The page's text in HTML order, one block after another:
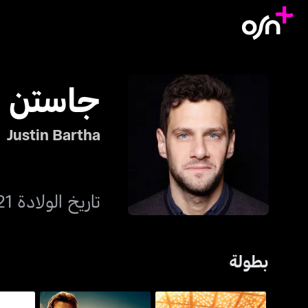
جاستن
Justin Bartha
تاريخ الولادة 21 يوليو 1978
بطولة